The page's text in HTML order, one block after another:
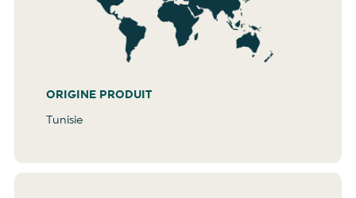
ORIGINE PRODUIT
Tunisie